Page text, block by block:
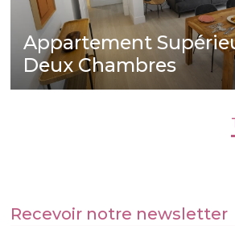
Appartement
Deux Chambres
Recevoir notre newsletter